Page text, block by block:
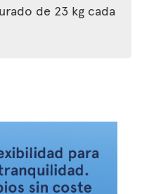
de 23 kg cada